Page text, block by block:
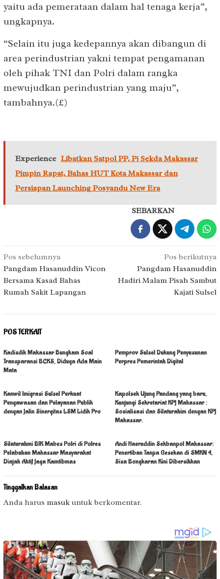
yaitu ada pemerataan dalam hal tenaga kerja”,
ungkapnya.
“Selain itu juga kedepannya akan dibangun di
area perindustrian yakni tempat pengamanan
oleh pihak TNI dan Polri dalam rangka
mewujudkan perindustrian yang maju”,
tambahnya.(£)
Experience Libatkan Satpol PP, Pj Sekda Makassar
Pimpin Rapat, Bahas HUT Kota Makassar dan
Persiapan Launching Posyandu New Era
SEBARKAN
Navigasi
pos
Pos sebelumnya
Pangdam Hasanuddin Vicon
Bersama Kasad Bahas
Rumah Sakit Lapangan
Pos berikutnya
Pangdam Hasanuddin
Hadiri Malam Pisah Sambut
Kajati Sulsel
POS TERKAIT
Kadisdik Makassar Bungkam Soal
Transparansi BCKS, Diduga Ada Main
Mata
Pemprov Sulsel Dukung Penyusunan
Perpres Pemerintah Digital
Kanwil Imigrasi Sulsel Perkuat
Pengawasan dan Pelayanan Publik
dengan Jalin Sinergitas LSM Lidik Pro
Kapolsek Ujung Pandang yang baru,
Kunjungi Sekretariat KPJ Makassar :
Sosialisasi dan Silaturahim dengan KPJ
Makassar.
Silaturahmi BIK Mabes Polri di Polres
Pelabuhan Makassar Masyarakat
Diajak Aktif Jaga Kamtibmas
Andi Haeruddin Sekbanpol Makassar:
Penertiban Tanpa Gesekan di SMKN 4,
Sisa Bongkaran Kini Dibersihkan
Tinggalkan Balasan
Anda harus masuk untuk berkomentar.